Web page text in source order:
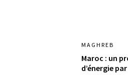
MAGHREB
Maroc : un
d’énergie